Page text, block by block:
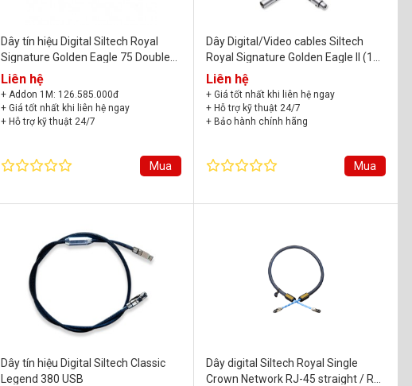
Dây tín hiệu Digital Siltech Royal
Signature Golden Eagle 75 Double
Crown (Gold) (BNC)
Liên hệ
+ Addon 1M: 126.585.000đ
+ Giá tốt nhất khi liên hệ ngay
+ Hỗ trợ kỹ thuật 24/7
Mua
Dây Digital/Video cables Siltech
Royal Signature Golden Eagle II (110
Ohm) 1M XLR/XLR Gold
Liên hệ
+ Giá tốt nhất khi liên hệ ngay
+ Hỗ trợ kỹ thuật 24/7
+ Bảo hành chính hãng
Mua
Dây tín hiệu Digital Siltech Classic
Legend 380 USB
Dây digital Siltech Royal Single
Crown Network RJ-45 straight / RJ-